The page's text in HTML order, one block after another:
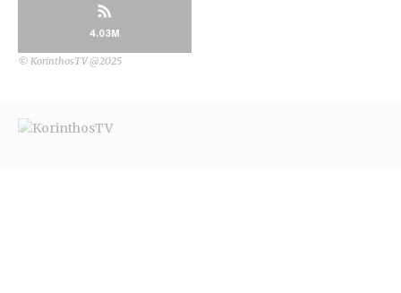
4.03M
© KorinthosTV @2025